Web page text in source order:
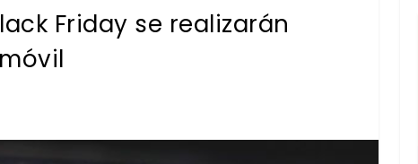
Friday se realizarán